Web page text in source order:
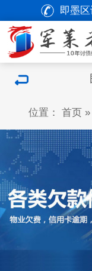
即墨区
位置： 首页»